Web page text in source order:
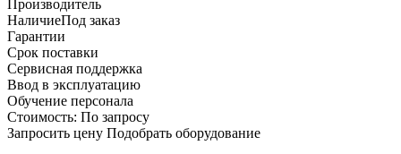
Производитель
НаличиеПод заказ
Гарантии
Срок поставки
Сервисная поддержка
Ввод в эксплуатацию
Обучение персонала
Стоимость: По запросу
Запросить цену Подобрать оборудование